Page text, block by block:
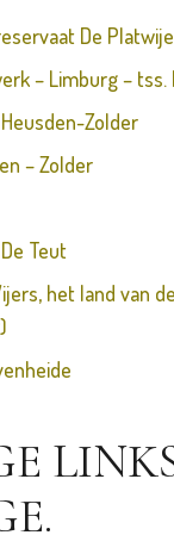
De
– Limburg – tss.
Zolder
– Zolder
Teut
het land van